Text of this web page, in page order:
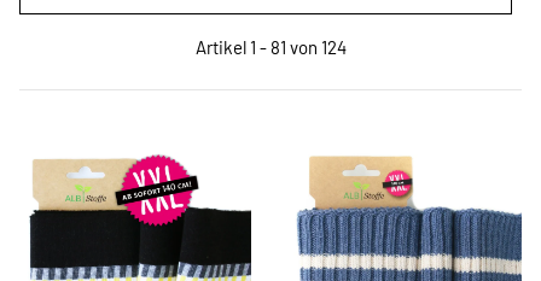
Artikel 1 - 81 von 124